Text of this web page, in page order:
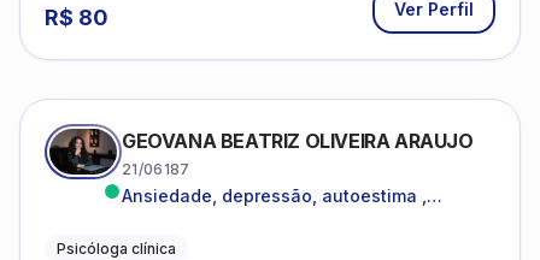
R$ 80 Ver Perfil
GEOVANA BEATRIZ OLIVEIRA ARAUJO
21/06187
Ansiedade, depressão, autoestima ,
Psicóloga clínica